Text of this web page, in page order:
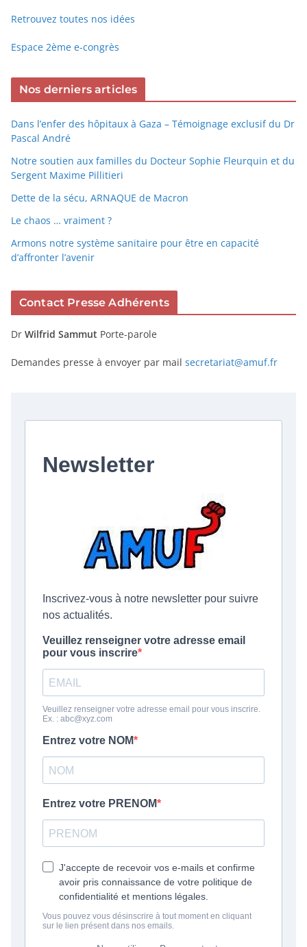
Retrouvez toutes nos idées
Espace 2ème e-congrès
Nos derniers articles
Dans l’enfer des hôpitaux à Gaza – Témoignage exclusif du Dr
Pascal André
Notre soutien aux familles du Docteur Sophie Fleurquin et du
Sergent Maxime Pillitieri
Dette de la sécu, ARNAQUE de Macron
Le chaos … vraiment ?
Armons notre système sanitaire pour être en capacité
d’affronter l’avenir
Contact Presse Adhérents
Dr Wilfrid Sammut Porte-parole
Demandes presse à envoyer par mail secretariat@amuf.fr